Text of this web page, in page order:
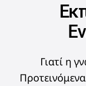
Γιατί η